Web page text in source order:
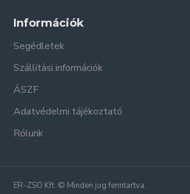
Információk
Segédletek
Szállítási információk
ÁSZF
Adatvédelmi tájékoztató
Rólunk
ER-ZSO Kft. © Minden jog fenntartva.